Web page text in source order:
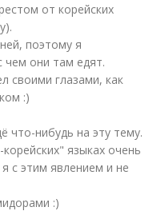
от корейских
поэтому я
чем они там едят.
своими глазами, как
:)
что-нибудь на эту тему.
языках очень
с этим явлением и не
:)